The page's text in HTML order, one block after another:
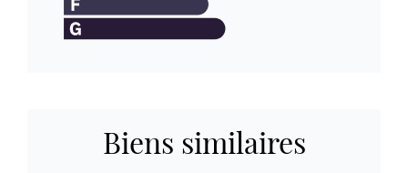
Biens similaires